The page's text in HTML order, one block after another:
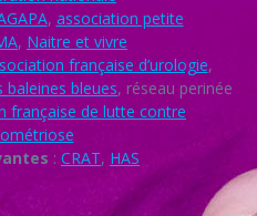
, association petite
, Naitre et vivre
française d’urologie,
baleines bleues, réseau perinée
française de lutte contre
: CRAT, HAS